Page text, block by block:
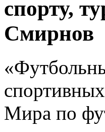
спорту,
Смирнов
Мира по